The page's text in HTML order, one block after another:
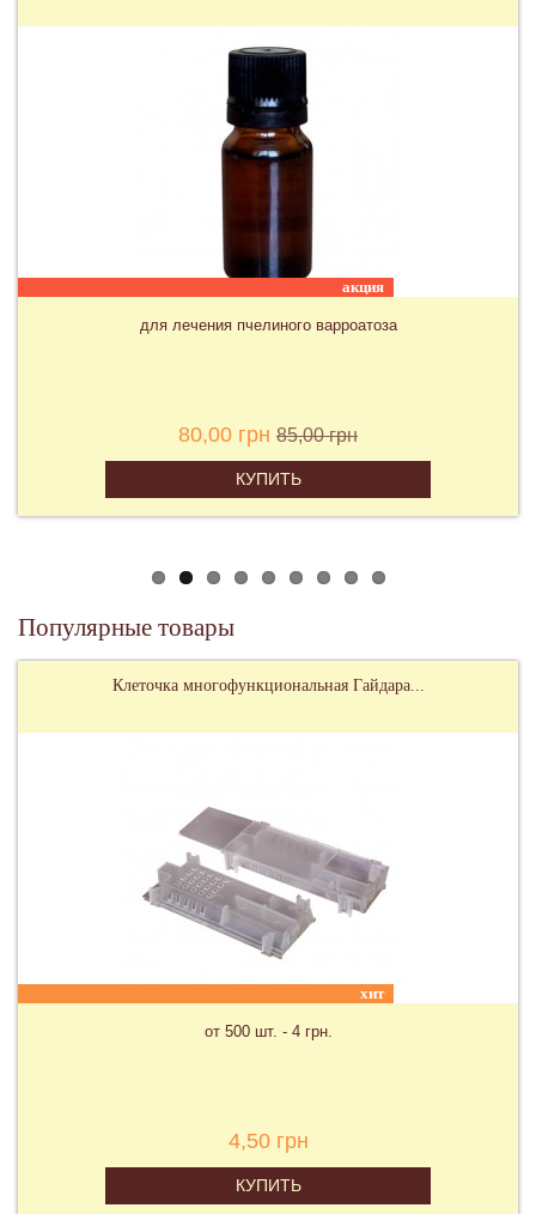
для Варомора, Венгрия
330,00 грн
КУПИТЬ
Популярные товары
Карпатские пчеломатки
цена и доставка в зависимости от сезона по запросу
300,00 грн
КУПИТЬ